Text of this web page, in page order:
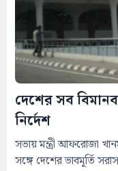
দেশের সব
নির্দেশ
সভায় মন্ত্রী আফরোজা
সঙ্গে দেশের ভাবমূর্তি